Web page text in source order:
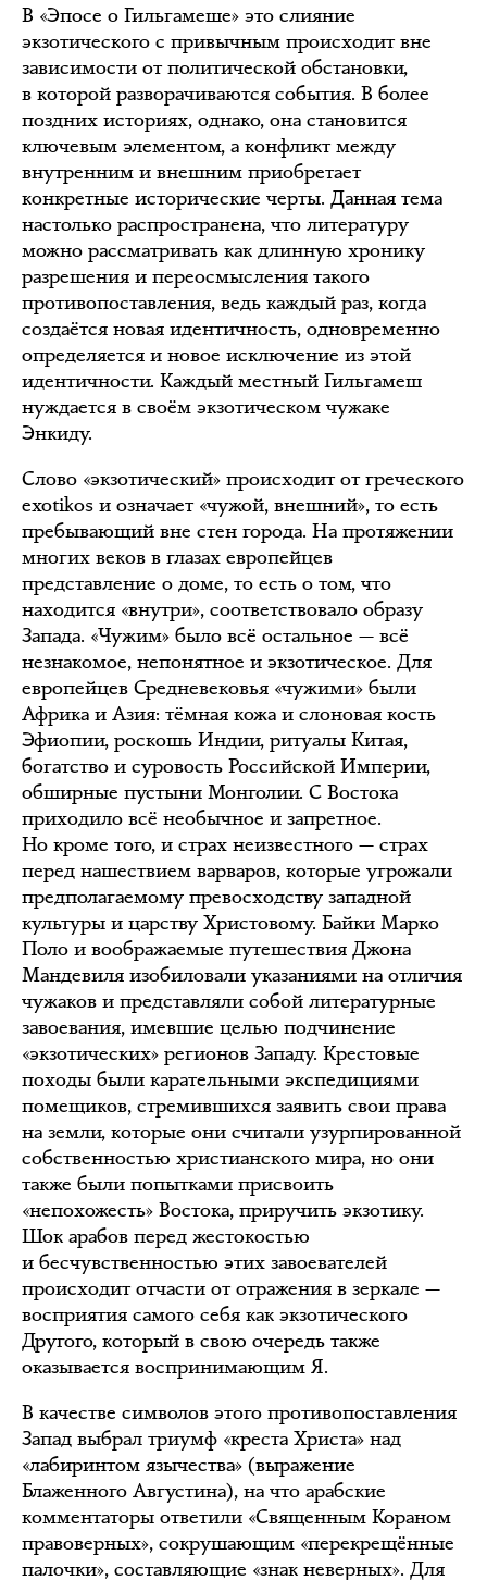
В «Эпосе о Гильгамеше» это слияние
экзотического с привычным происходит вне
зависимости от политической обстановки,
в которой разворачиваются события. В более
поздних историях, однако, она становится
ключевым элементом, а конфликт между
внутренним и внешним приобретает
конкретные исторические черты. Данная тема
настолько распространена, что литературу
можно рассматривать как длинную хронику
разрешения и переосмысления такого
противопоставления, ведь каждый раз, когда
создаётся новая идентичность, одновременно
определяется и новое исключение из этой
идентичности. Каждый местный Гильгамеш
нуждается в своём экзотическом чужаке
Энкиду.
Слово «экзотический» происходит от греческого
exotikos и означает «чужой, внешний», то есть
пребывающий вне стен города. На протяжении
многих веков в глазах европейцев
представление о доме, то есть о том, что
находится «внутри», соответствовало образу
Запада. «Чужим» было всё остальное — всё
незнакомое, непонятное и экзотическое. Для
европейцев Средневековья «чужими» были
Африка и Азия: тёмная кожа и слоновая кость
Эфиопии, роскошь Индии, ритуалы Китая,
богатство и суровость Российской Империи,
обширные пустыни Монголии. С Востока
приходило всё необычное и запретное.
Но кроме того, и страх неизвестного — страх
перед нашествием варваров, которые угрожали
предполагаемому превосходству западной
культуры и царству Христовому. Байки Марко
Поло и воображаемые путешествия Джона
Мандевиля изобиловали указаниями на отличия
чужаков и представляли собой литературные
завоевания, имевшие целью подчинение
«экзотических» регионов Западу. Крестовые
походы были карательными экспедициями
помещиков, стремившихся заявить свои права
на земли, которые они считали узурпированной
собственностью христианского мира, но они
также были попытками присвоить
«непохожесть» Востока, приручить экзотику.
Шок арабов перед жестокостью
и бесчувственностью этих завоевателей
происходит отчасти от отражения в зеркале —
восприятия самого себя как экзотического
Другого, который в свою очередь также
оказывается воспринимающим Я.
В качестве символов этого противопоставления
Запад выбрал триумф «креста Христа» над
«лабиринтом язычества» (выражение
Блаженного Августина), на что арабские
комментаторы ответили «Священным Кораном
правоверных», сокрушающим «перекрещённые
палочки», составляющие «знак неверных». Для